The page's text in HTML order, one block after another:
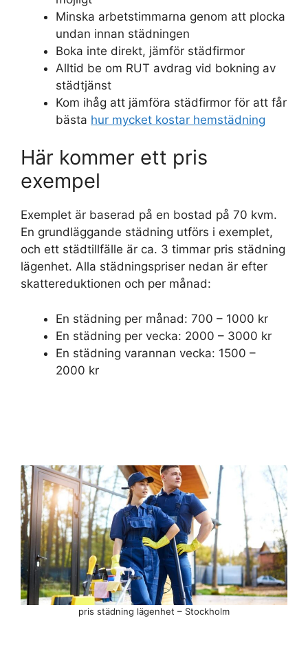
Minska arbetstimmarna genom att plocka
undan innan städningen
Boka inte direkt, jämför städfirmor
Alltid be om RUT avdrag vid bokning av
städtjänst
Kom ihåg att jämföra städfirmor för att får
bästa hur mycket kostar hemstädning
Här kommer ett pris
exempel
Exemplet är baserad på en bostad på 70 kvm.
En grundläggande städning utförs i exemplet,
och ett städtillfälle är ca. 3 timmar pris städning
lägenhet. Alla städningspriser nedan är efter
skattereduktionen och per månad:
En städning per månad: 700 – 1000 kr
En städning per vecka: 2000 – 3000 kr
En städning varannan vecka: 1500 –
2000 kr
pris städning lägenhet – Stockholm